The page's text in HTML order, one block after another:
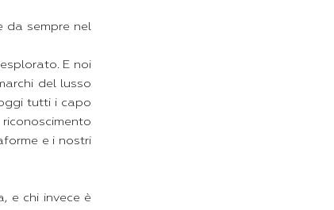
da sempre nel
E noi
del lusso
tutti i capo
e i nostri
e chi invece è